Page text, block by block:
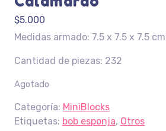
$5.000
Medidas armado: 7.5 x 7.5 x 7.5 cm
Cantidad de piezas: 232
Agotado
Categoría: MiniBlocks
Etiquetas: bob esponja, Otros